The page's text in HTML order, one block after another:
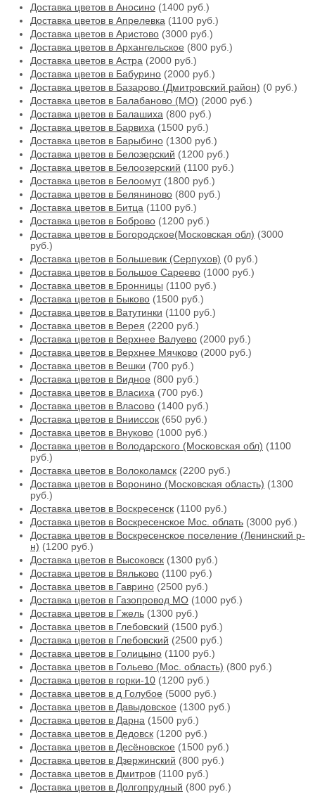
Доставка цветов в Аносино (1400 руб.)
Доставка цветов в Апрелевка (1100 руб.)
Доставка цветов в Аристово (3000 руб.)
Доставка цветов в Архангельское (800 руб.)
Доставка цветов в Астра (2000 руб.)
Доставка цветов в Бабурино (2000 руб.)
Доставка цветов в Базарово (Дмитровский район) (0 руб.)
Доставка цветов в Балабаново (МО) (2000 руб.)
Доставка цветов в Балашиха (800 руб.)
Доставка цветов в Барвиха (1500 руб.)
Доставка цветов в Барыбино (1300 руб.)
Доставка цветов в Белозерский (1200 руб.)
Доставка цветов в Белоозерский (1100 руб.)
Доставка цветов в Белоомут(1800 руб.)
Доставка цветов в Беляниново (800 руб.)
Доставка цветов в Битца (1100 руб.)
Доставка цветов в Боброво (1200 руб.)
Доставка цветов в Богородское(Московская обл) (3000
руб.)
Доставка цветов в Большевик (Серпухов) (0 руб.)
Доставка цветов в Большое Сареево (1000 руб.)
Доставка цветов в Бронницы (1100 руб.)
Доставка цветов в Быково (1500 руб.)
Доставка цветов в Ватутинки (1100 руб.)
Доставка цветов в Верея (2200 руб.)
Доставка цветов в Верхнее Валуево (2000 руб.)
Доставка цветов в Верхнее Мячково (2000 руб.)
Доставка цветов в Вешки (700 руб.)
Доставка цветов в Видное (800 руб.)
Доставка цветов в Власиха (700 руб.)
Доставка цветов в Власово (1400 руб.)
Доставка цветов в Внииссок (650 руб.)
Доставка цветов в Внуково (1000 руб.)
Доставка цветов в Володарского (Московская обл) (1100
руб.)
Доставка цветов в Волоколамск (2200 руб.)
Доставка цветов в Воронино (Московская область) (1300
руб.)
Доставка цветов в Воскресенск (1100 руб.)
Доставка цветов в Воскресенское Мос. облать (3000 руб.)
Доставка цветов в Воскресенское поселение (Ленинский р-
н) (1200 руб.)
Доставка цветов в Высоковск (1300 руб.)
Доставка цветов в Вяльково (1100 руб.)
Доставка цветов в Гаврино (2500 руб.)
Доставка цветов в Газопровод МО (1000 руб.)
Доставка цветов в Гжель (1300 руб.)
Доставка цветов в Глебовский (1500 руб.)
Доставка цветов в Глебовский (2500 руб.)
Доставка цветов в Голицыно (1100 руб.)
Доставка цветов в Гольево (Мос. область) (800 руб.)
Доставка цветов в горки-10 (1200 руб.)
Доставка цветов в д Голубое (5000 руб.)
Доставка цветов в Давыдовское (1300 руб.)
Доставка цветов в Дарна (1500 руб.)
Доставка цветов в Дедовск (1200 руб.)
Доставка цветов в Десёновское (1500 руб.)
Доставка цветов в Дзержинский (800 руб.)
Доставка цветов в Дмитров (1100 руб.)
Доставка цветов в Долгопрудный (800 руб.)